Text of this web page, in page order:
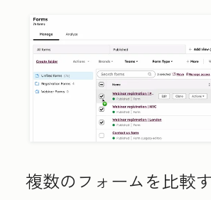
複数のフォームを比較